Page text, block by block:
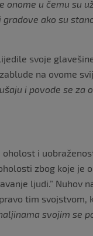
onome u čemu su
ako su
svoje
na ovome
i povode se
i
zbog koje je
ljudi.” Nuhov
tim svojstvom,
svojim se